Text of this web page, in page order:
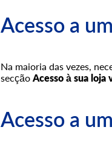
Acesso a
Na maioria das vezes,
secção Acesso à sua loja
Acesso a